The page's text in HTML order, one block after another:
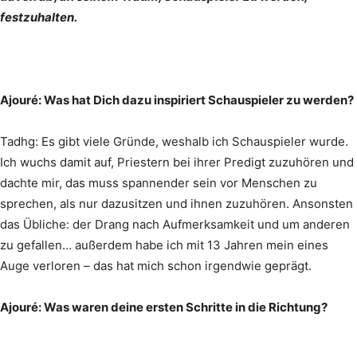
festzuhalten.
Ajouré: Was hat Dich dazu inspiriert Schauspieler zu werden?
Tadhg: Es gibt viele Gründe, weshalb ich Schauspieler wurde.
Ich wuchs damit auf, Priestern bei ihrer Predigt zuzuhören und
dachte mir, das muss spannender sein vor Menschen zu
sprechen, als nur dazusitzen und ihnen zuzuhören. Ansonsten
das Übliche: der Drang nach Aufmerksamkeit und um anderen
zu gefallen… außerdem habe ich mit 13 Jahren mein eines
Auge verloren – das hat mich schon irgendwie geprägt.
Ajouré: Was waren deine ersten Schritte in die Richtung?